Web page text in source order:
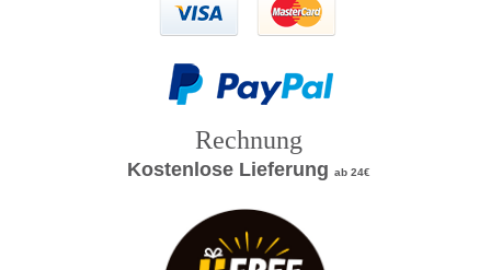
Rechnung
Kostenlose Lieferung ab 24€